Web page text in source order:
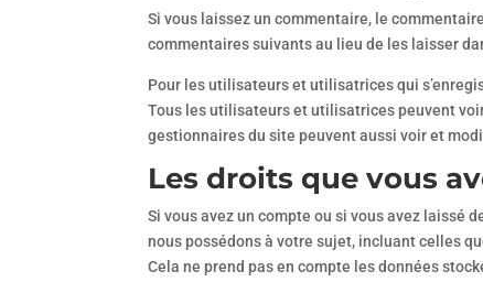
Si vous laissez un commentaire, le
commentaires suivants au lieu de les laisser
Pour les utilisateurs et utilisatrices qui
Tous les utilisateurs et utilisatrices peuvent
gestionnaires du site peuvent aussi voir et
Les droits que vous
Si vous avez un compte ou si vous avez laissé
nous possédons à votre sujet, incluant celles
Cela ne prend pas en compte les données